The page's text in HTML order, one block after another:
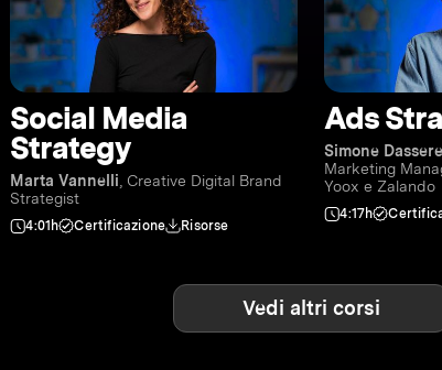
Social Media
Strategy
Marta Vannelli , Creative Digital Brand
Strategist
4:01h Certificazione Risorse
Ads
Simone
Marketing
Yoox e Zalando
4:17h
Vedi altri corsi